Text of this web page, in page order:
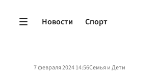
Новости Спорт
7 февраля 2024 14:56Семья и Дети